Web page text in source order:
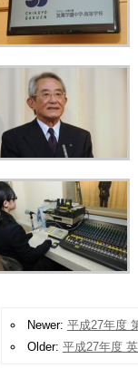
Newer: 平成27年度
Older: 平成27年度